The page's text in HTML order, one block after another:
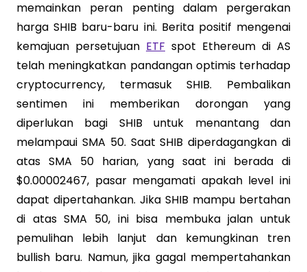
memainkan peran penting dalam pergerakan
harga SHIB baru-baru ini. Berita positif mengenai
kemajuan persetujuan ETF spot Ethereum di AS
telah meningkatkan pandangan optimis terhadap
cryptocurrency, termasuk SHIB. Pembalikan
sentimen ini memberikan dorongan yang
diperlukan bagi SHIB untuk menantang dan
melampaui SMA 50. Saat SHIB diperdagangkan di
atas SMA 50 harian, yang saat ini berada di
$0.00002467, pasar mengamati apakah level ini
dapat dipertahankan. Jika SHIB mampu bertahan
di atas SMA 50, ini bisa membuka jalan untuk
pemulihan lebih lanjut dan kemungkinan tren
bullish baru. Namun, jika gagal mempertahankan